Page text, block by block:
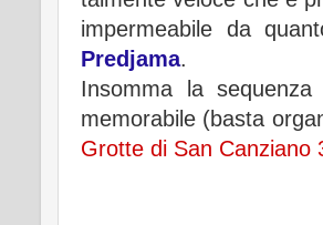
impermeabile da
Predjama.
Insomma la
memorabile (basta
Grotte di San Canziano